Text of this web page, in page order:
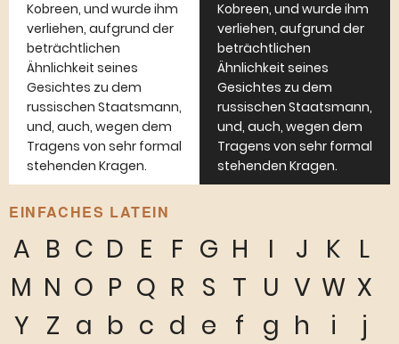
Kobreen, und wurde ihm
verliehen, aufgrund der
beträchtlichen
Ähnlichkeit seines
Gesichtes zu dem
russischen Staatsmann,
und, auch, wegen dem
Tragens von sehr formal
stehenden Kragen.
Kobreen, und wurde ihm
verliehen, aufgrund der
beträchtlichen
Ähnlichkeit seines
Gesichtes zu dem
russischen Staatsmann,
und, auch, wegen dem
Tragens von sehr formal
stehenden Kragen.
EINFACHES LATEIN
A B C D E F G H I J K L
M N O P Q R S T U V W X
Y Z a b c d e f g h i
j